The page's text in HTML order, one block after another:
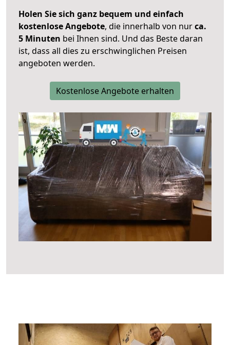
Holen Sie sich ganz bequem und einfach
kostenlose Angebote, die innerhalb von nurca.
5 Minuten bei Ihnen sind. Und das Beste daran
ist, dass all dies zu erschwinglichen Preisen
angeboten werden.
Kostenlose Angebote erhalten